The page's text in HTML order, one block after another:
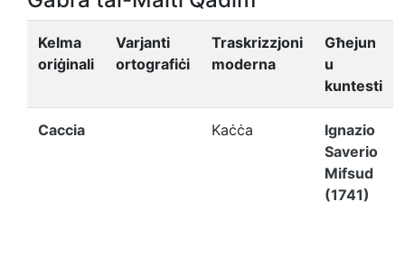
Kelma
oriġinali
Varjanti
ortografiċi
Traskrizzjoni
moderna
Għejun
u
kuntesti
Caccia Kaċċa
Ignazio
Saverio
Mifsud
(1741)